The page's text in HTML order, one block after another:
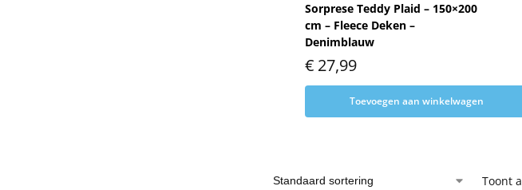
Sorprese Teddy Plaid – 150×200
cm – Fleece Deken –
Denimblauw
€27,99
Toevoegen aan winkelwagen
Toont